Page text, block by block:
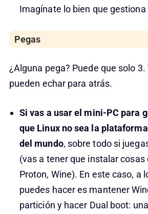
Imagínate lo bien que
Pegas
¿Alguna pega? Puede que solo 3.
pueden echar para atrás.
Si vas a usar el mini-PC para
que Linux no sea la
del mundo, sobre todo si
(vas a tener que instalar cosas
Proton, Wine). En este caso, a
puedes hacer es mantener
partición y hacer Dual boot: